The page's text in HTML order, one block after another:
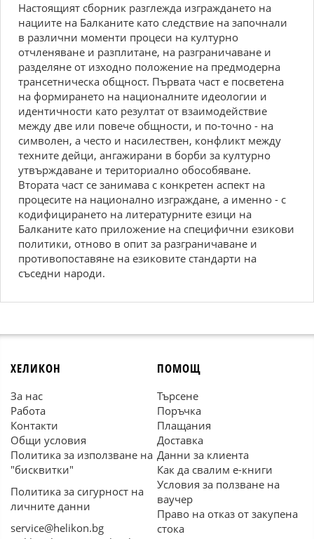
Настоящият сборник разглежда изграждането на
нациите на Балканите като следствие на започнали
в различни моменти процеси на културно
отчленяване и разплитане, на разграничаване и
разделяне от изходно положение на предмодерна
трансетническа общност. Първата част е посветена
на формирането на националните идеологии и
идентичности като резултат от взаимодействие
между две или повече общности, и по-точно - на
символен, а често и насилествен, конфликт между
техните дейци, ангажирани в борби за културно
утвърждаване и териториално обособяване.
Втората част се занимава с конкретен аспект на
процесите на национално изграждане, а именно - с
кодифицирането на литературните езици на
Балканите като приложение на специфични езикови
политики, отново в опит за разграничаване и
противопоставяне на езиковите стандарти на
съседни народи.
ХЕЛИКОН
За нас
Работа
Контакти
Общи условия
Политика за използване на
"бисквитки"
Политика за сигурност на
личните данни
service@helikon.bg
ПОМОЩ
Търсене
Поръчка
Плащания
Доставка
Данни за клиента
Как да свалим е-книги
Условия за ползване на
ваучер
Право на отказ от закупена
стока